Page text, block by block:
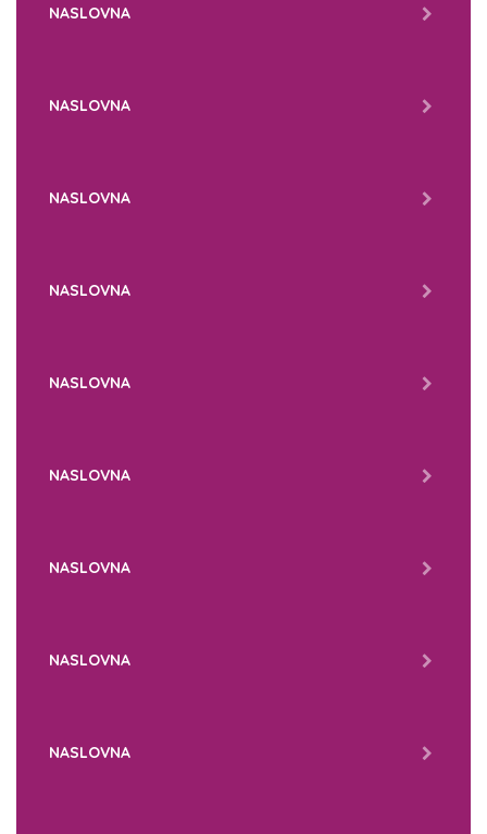
NASLOVNA
NASLOVNA
NASLOVNA
NASLOVNA
NASLOVNA
NASLOVNA
NASLOVNA
NASLOVNA
NASLOVNA